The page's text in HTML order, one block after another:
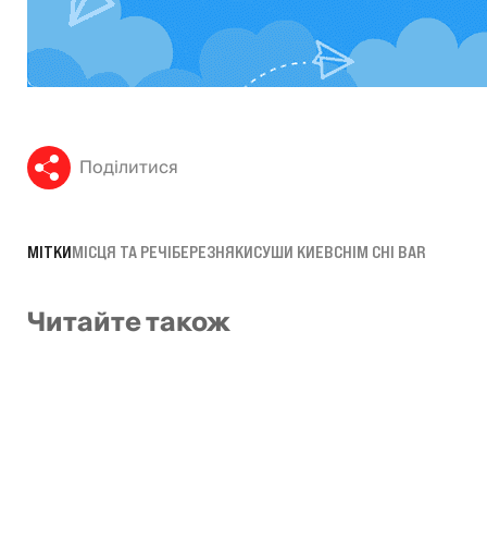
Поділитися
МІТКИМІСЦЯ ТА РЕЧІБЕРЕЗНЯКИСУШИ КИЕВCHIM CHI BAR
Читайте також